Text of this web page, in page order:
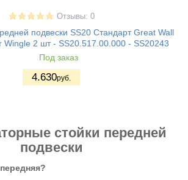
Отзывы: 0
подвески SS20 Стандарт Great Wall
Wingle 2 шт - SS20.517.00.000 - SS20243
Под заказ
4.630руб.
стойки передней
подвески